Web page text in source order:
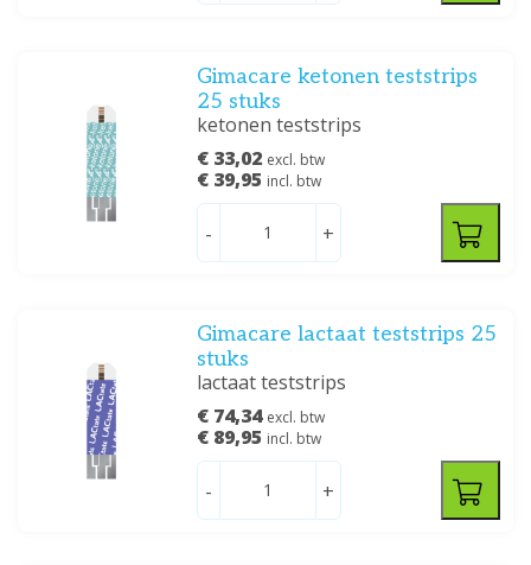
Gimacare ketonen teststrips
25 stuks
ketonen teststrips
€ 33,02 excl. btw
€ 39,95 incl. btw
- +
Gimacare lactaat teststrips 25
stuks
lactaat teststrips
€ 74,34 excl. btw
€ 89,95 incl. btw
- +